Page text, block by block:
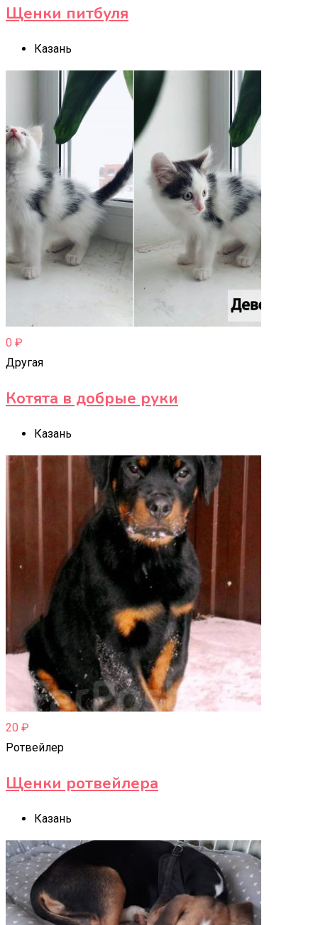
Щенки питбуля
Казань
0 ₽
Другая
Котята в добрые руки
Казань
20 ₽
Ротвейлер
Щенки ротвейлера
Казань